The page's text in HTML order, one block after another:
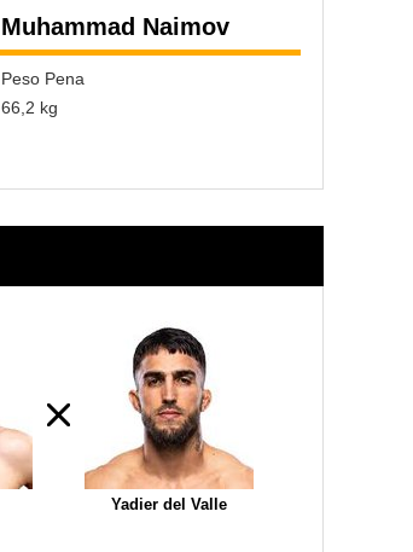
Muhammad Naimov
Peso Pena
66,2 kg
Yadier del Valle